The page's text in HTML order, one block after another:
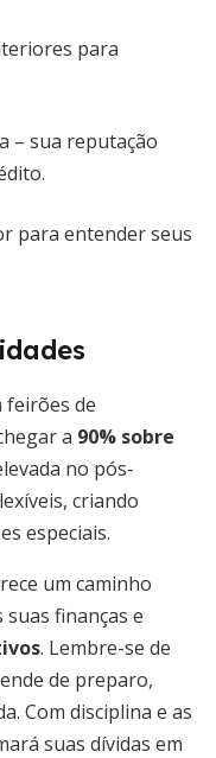
para
– sua reputação
para entender seus
feirões de
a 90% sobre
no pós-
criando
especiais.
um caminho
finanças e
. Lembre-se de
de preparo,
Com disciplina e as
suas dívidas em